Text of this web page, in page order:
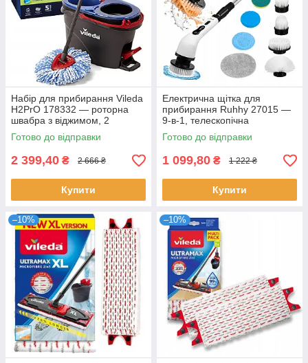
Набір для прибирання Vileda
H2PrO 178332 — роторна
швабра з віджимом, 2
резервуари
Готово до відправки
2 399,40 ₴ 2 666 ₴
Купити
Електрична щітка для
прибирання Ruhhy 27015 —
9-в-1, телескопічна
Готово до відправки
1 099,80 ₴ 1 222 ₴
Купити
–10% –10%